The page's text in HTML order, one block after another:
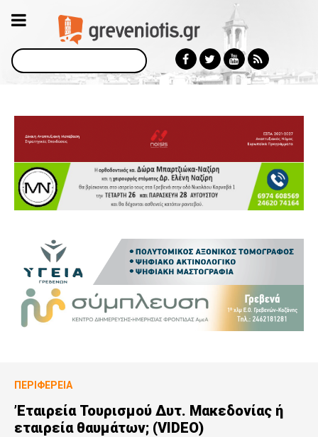
Αναζήτηση
ΠΕΡΙΦΈΡΕΙΑ
’Εταιρεία Τουρισμού Δυτ. Μακεδονίας ή
εταιρεία θαυμάτων; (VIDEO)